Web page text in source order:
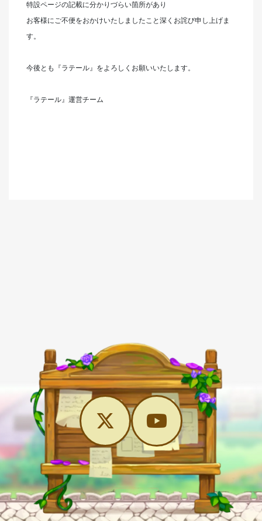
特設ページの記載に分かりづらい箇所があり
お客様にご不便をおかけいたしましたこと深くお詫び申し上げま
す。
今後とも『ラテール』をよろしくお願いいたします。
『ラテール』運営チーム